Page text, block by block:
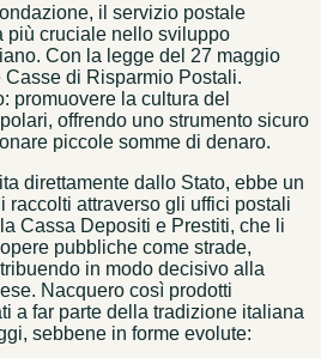
il servizio postale
più cruciale nello sviluppo
Con la legge del 27 maggio
di Risparmio Postali.
promuovere la cultura del
offrendo uno strumento sicuro
piccole somme di denaro.
direttamente dallo Stato, ebbe un
raccolti attraverso gli uffici postali
Cassa Depositi e Prestiti, che li
pubbliche come strade,
in modo decisivo alla
Nacquero così prodotti
a far parte della tradizione italiana
sebbene in forme evolute: